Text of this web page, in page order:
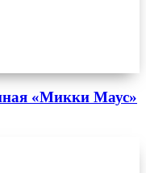
«Микки Маус»